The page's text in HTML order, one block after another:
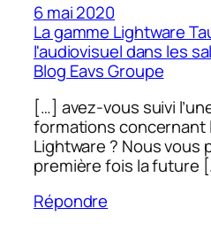
6 mai 2020
La gamme Lightware
l'audiovisuel dans les
Blog Eavs Groupe
[…] avez-vous suivi
formations concernant
Lightware ? Nous vous
première fois la future
Répondre